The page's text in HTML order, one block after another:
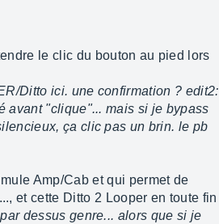
le clic du bouton au pied lors
Ditto ici. une confirmation ? edit2:
avant "clique"... mais si je bypass
ça clic pas un brin. le pb
Amp/Cab et qui permet de
et cette Ditto 2 Looper en toute fin
dessus genre... alors que si je